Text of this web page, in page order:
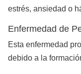
estrés, ansiedad o
Enfermedad de
Esta enfermedad
debido a la